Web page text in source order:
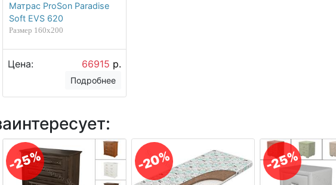
Матрас ProSon Paradise
Soft EVS 620
Размер 160х200
Цена: 66915 р.
Подробнее
-25% -20% -25%